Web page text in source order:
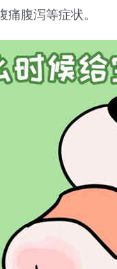
腹泻等症状。